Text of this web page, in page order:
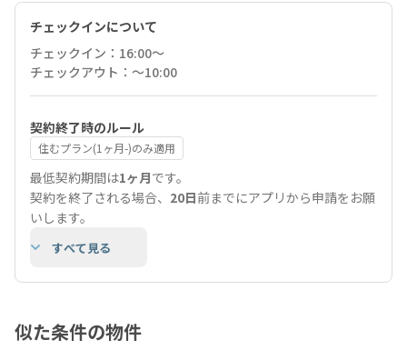
チェックインについて
チェックイン：16:00〜
チェックアウト：〜10:00
契約終了時のルール
住むプラン(1ヶ月-)のみ適用
最低契約期間は1ヶ月です。
契約を終了される場合、 20日前までにアプリから申請をお願
いします。
すべて見る
似た条件の物件